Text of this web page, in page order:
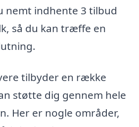
nemt indhente 3 tilbud
så du kan træffe en
tilbyder en række
støtte dig gennem hele
Her er nogle områder,